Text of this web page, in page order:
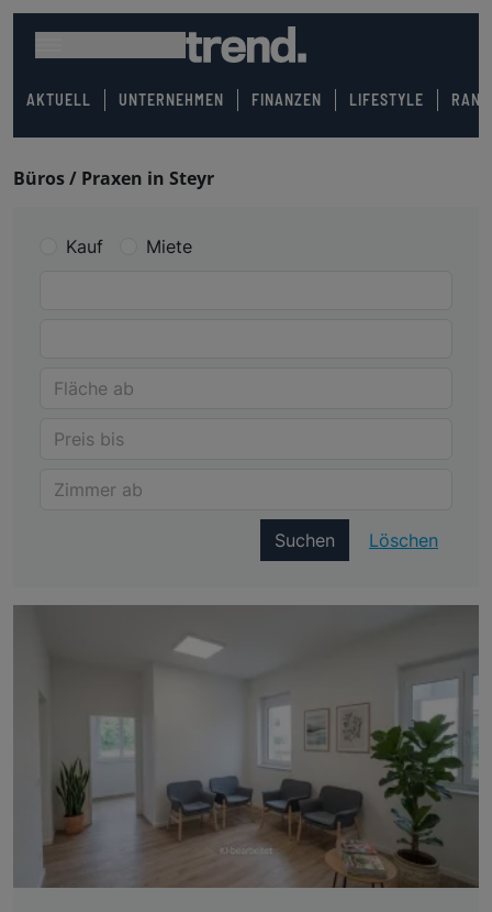
AKTUELL UNTERNEHMEN FINANZEN LIFESTYLE
Büros / Praxen in Steyr
Kauf Miete
Suchen Löschen